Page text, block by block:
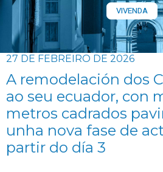
VIVENDA
27 DE FEBREIRO DE 2026
A remodelación dos
ao seu ecuador, con
metros cadrados
unha nova fase de
partir do día 3